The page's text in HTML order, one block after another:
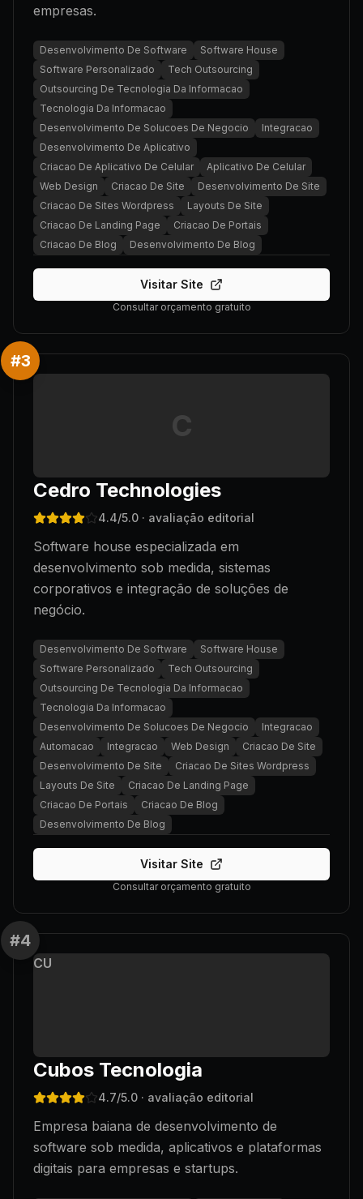
empresas.
Desenvolvimento De Software
Software House
Software Personalizado
Tech Outsourcing
Outsourcing De Tecnologia Da Informacao
Tecnologia Da Informacao
Desenvolvimento De Solucoes De Negocio
Integracao
Desenvolvimento De Aplicativo
Criacao De Aplicativo De Celular
Aplicativo De Celular
Web Design
Criacao De Site
Desenvolvimento De Site
Criacao De Sites Wordpress
Layouts De Site
Criacao De Landing Page
Criacao De Portais
Criacao De Blog
Desenvolvimento De Blog
Visitar Site
Consultar orçamento gratuito
#3
C
Cedro Technologies
4.4/5.0 · avaliação editorial
Software house especializada em
desenvolvimento sob medida, sistemas
corporativos e integração de soluções de
negócio.
Desenvolvimento De Software
Software House
Software Personalizado
Tech Outsourcing
Outsourcing De Tecnologia Da Informacao
Tecnologia Da Informacao
Desenvolvimento De Solucoes De Negocio
Integracao
Automacao
Integracao Web Design
Criacao De Site
Desenvolvimento De Site
Criacao De Sites Wordpress
Layouts De Site
Criacao De Landing Page
Criacao De Portais
Criacao De Blog
Desenvolvimento De Blog
Visitar Site
Consultar orçamento gratuito
#4
CU
Cubos Tecnologia
4.7/5.0 · avaliação editorial
Empresa baiana de desenvolvimento de
software sob medida, aplicativos e plataformas
digitais para empresas e startups.